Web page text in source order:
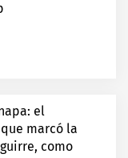
el
marcó la
como